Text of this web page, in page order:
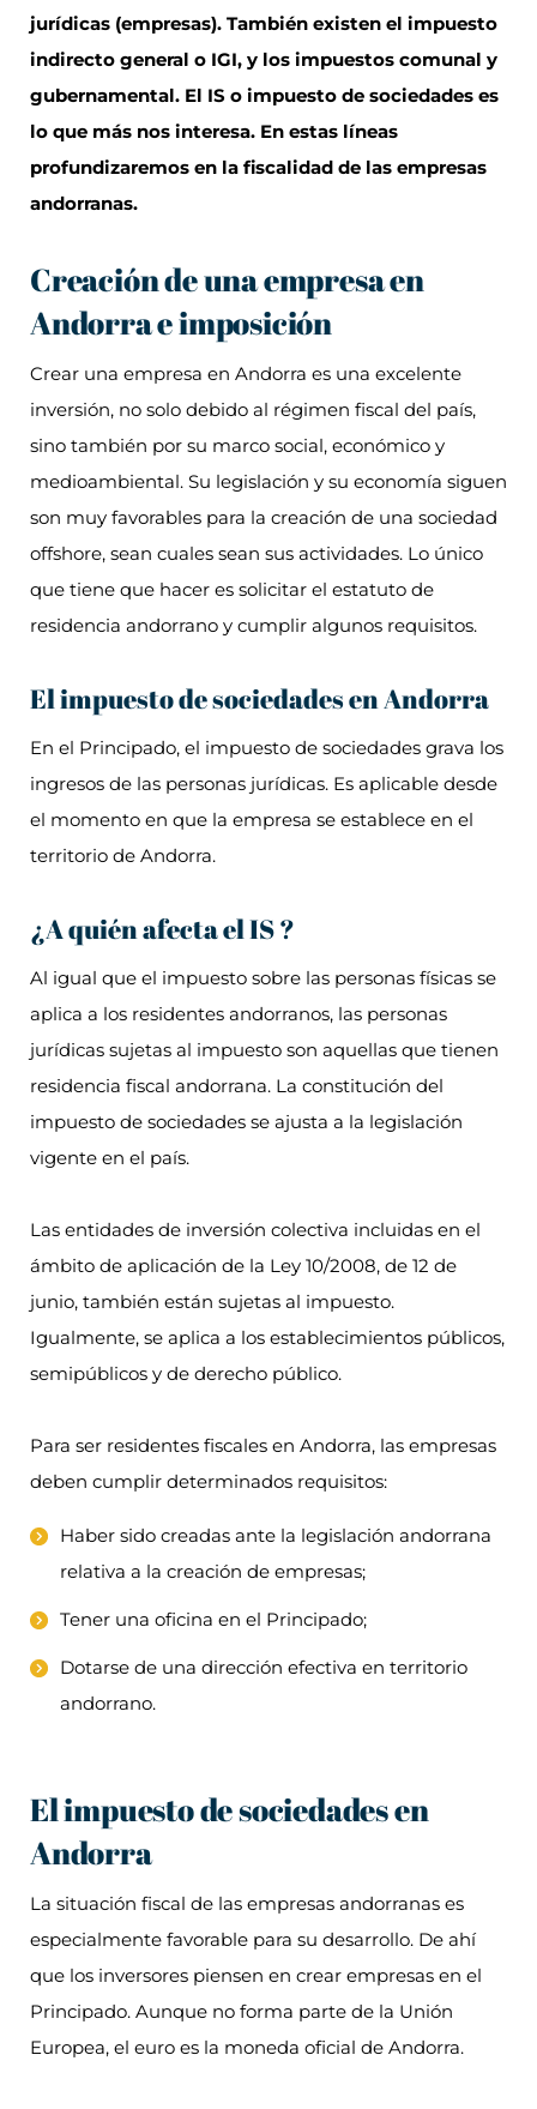
jurídicas (empresas). También existen el impuesto
indirecto general o IGI, y los impuestos comunal y
gubernamental. El IS o impuesto de sociedades es
lo que más nos interesa. En estas líneas
profundizaremos en la fiscalidad de las empresas
andorranas.
Creación de una empresa en
Andorra e imposición
Crear una empresa en Andorra es una excelente
inversión, no solo debido al régimen fiscal del país,
sino también por su marco social, económico y
medioambiental. Su legislación y su economía siguen
son muy favorables para la creación de una sociedad
offshore, sean cuales sean sus actividades. Lo único
que tiene que hacer es solicitar el estatuto de
residencia andorrano y cumplir algunos requisitos.
El impuesto de sociedades en Andorra
En el Principado, el impuesto de sociedades grava los
ingresos de las personas jurídicas. Es aplicable desde
el momento en que la empresa se establece en el
territorio de Andorra.
¿A quién afecta el IS ?
Al igual que el impuesto sobre las personas físicas se
aplica a los residentes andorranos, las personas
jurídicas sujetas al impuesto son aquellas que tienen
residencia fiscal andorrana. La constitución del
impuesto de sociedades se ajusta a la legislación
vigente en el país.
Las entidades de inversión colectiva incluidas en el
ámbito de aplicación de la Ley 10/2008, de 12 de
junio, también están sujetas al impuesto.
Igualmente, se aplica a los establecimientos públicos,
semipúblicos y de derecho público.
Para ser residentes fiscales en Andorra, las empresas
deben cumplir determinados requisitos:
Haber sido creadas ante la legislación andorrana
relativa a la creación de empresas;
Tener una oficina en el Principado;
Dotarse de una dirección efectiva en territorio
andorrano.
El impuesto de sociedades en
Andorra
La situación fiscal de las empresas andorranas es
especialmente favorable para su desarrollo. De ahí
que los inversores piensen en crear empresas en el
Principado. Aunque no forma parte de la Unión
Europea, el euro es la moneda oficial de Andorra.